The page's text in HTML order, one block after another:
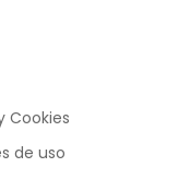
Cookies
de uso